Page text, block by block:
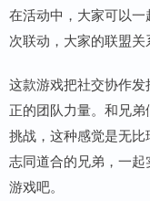
在活动中，大家可以
次联动，大家的联盟关
这款游戏把社交协作
正的团队力量。和兄
挑战，这种感觉是无
志同道合的兄弟，一
游戏吧。